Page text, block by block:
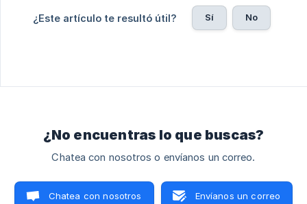
¿Este artículo te resultó útil? Sí No
¿No encuentras lo que buscas?
Chatea con nosotros o envíanos un correo.
Chatea con nosotros Envíanos un correo